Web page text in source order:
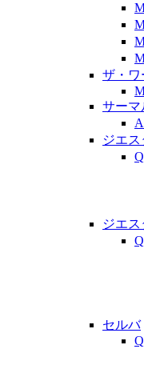
ザ・ワ
サー
ジエス
ジエス
セルバ